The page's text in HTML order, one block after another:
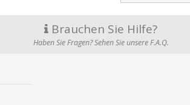
Brauchen Sie Hilfe?
Haben Sie Fragen? Sehen Sie unsere F.A.Q.